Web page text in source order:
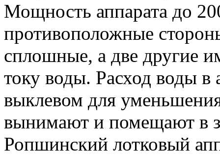
Мощность аппарата до
противоположные
сплошные, а две другие
току воды. Расход воды
выклевом для
вынимают и помещают в
Ропшинский лотковый